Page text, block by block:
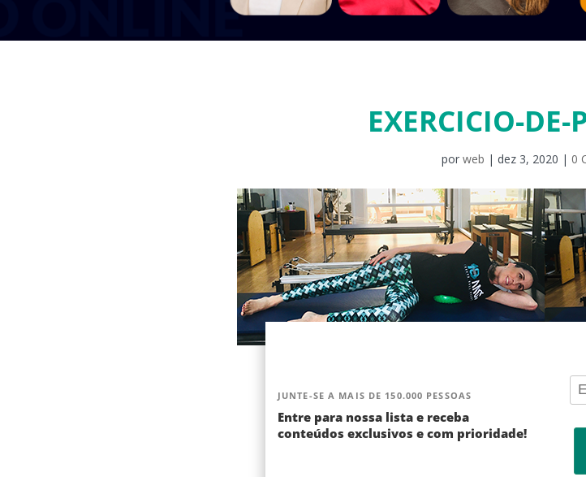
EXERCICIO-DE-
por web | dez 3, 2020 | 0
JUNTE-SE A MAIS DE 150.000 PESSOAS
Entre para nossa lista e receba
conteúdos exclusivos e com prioridade!